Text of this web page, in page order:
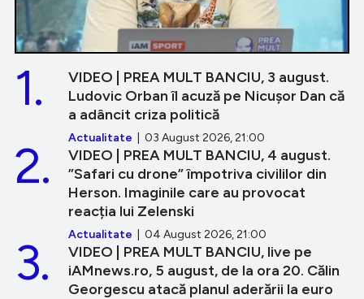
VIDEO | PREA MULT BANCIU, 3 august.
Ludovic Orban îl acuză pe Nicușor Dan că
a adâncit criza politică
Actualitate | 03 August 2026, 21:00
1.
VIDEO | PREA MULT BANCIU, 4 august.
”Safari cu drone” împotriva civililor din
Herson. Imaginile care au provocat
reacția lui Zelenski
Actualitate | 04 August 2026, 21:00
2.
VIDEO | PREA MULT BANCIU, live pe
iAMnews.ro, 5 august, de la ora 20. Călin
Georgescu atacă planul aderării la euro
3.